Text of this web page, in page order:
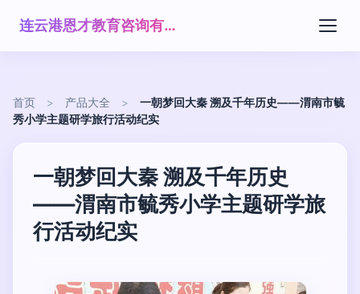
连云港恩才教育咨询有限公司
首页 > 产品大全 >
一朝梦回大秦 溯及千年历史——渭南市毓
秀小学主题研学旅行活动纪实
一朝梦回大秦 溯及千年历史
——渭南市毓秀小学主题研学旅
行活动纪实